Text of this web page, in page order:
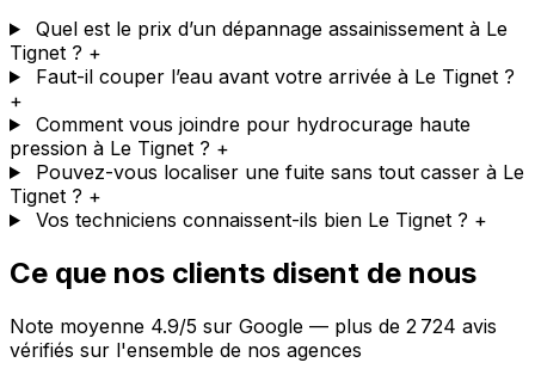
Quel est le prix d’un dépannage assainissement à Le
Tignet ? +
Faut-il couper l’eau avant votre arrivée à Le Tignet ?
+
Comment vous joindre pour hydrocurage haute
pression à Le Tignet ? +
Pouvez-vous localiser une fuite sans tout casser à Le
Tignet ? +
Vos techniciens connaissent-ils bien Le Tignet ? +
Ce que nos clients disent de nous
Note moyenne 4.9/5 sur Google — plus de 2 724 avis
vérifiés sur l'ensemble de nos agences